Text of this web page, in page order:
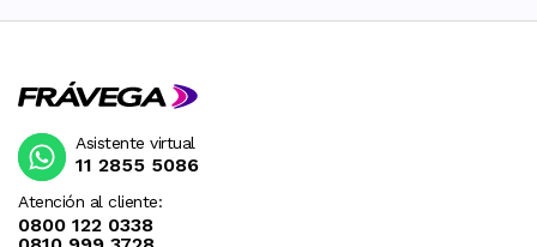
Atención al cliente:
0800 122 0338
Asistente virtual
11 2855 5086